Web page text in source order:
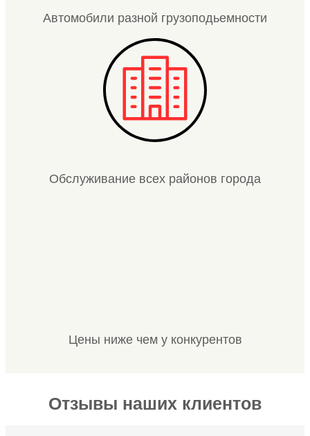
Автомобили разной грузоподьемности
Обслуживание всех районов города
Цены ниже чем у конкурентов
Отзывы наших клиентов